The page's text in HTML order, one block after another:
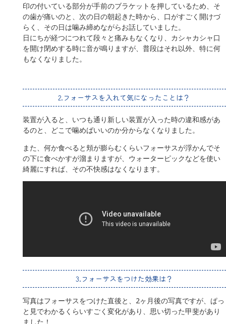
印の付いている部分が手前のブラケットを押しているため、そ
の歯が痛いのと、次の日の朝起きた時から、口がすごく開けづ
らく、その日は噛み締めながらお話していました。
日にちが経つにつれて段々と痛みもなくなり、カシャカシャ口
を開け閉めする時に音が鳴りますが、普段はそれ以外、特に何
もなくなりました。
2.フォーサスを入れて気になったことは？
装置が入ると、いつも通り新しい装置が入った時の違和感があ
るのと、どこで噛めばいいのか分からなくなりました。
また、何か食べると頬が膨らむくらいフォーサスが浮かんでそ
の下に食べかすが溜まりますが、ウォーターピックなどを使い
綺麗にすれば、その不快感はなくなります。
3.フォーサスをつけた効果は？
写真はフォーサスをつけた直後と、2ヶ月後の写真ですが、ぱっ
と見でわかるくらいすごく変化があり、思い切った甲斐があり
ました！